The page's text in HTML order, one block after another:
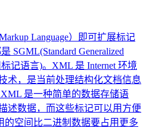
Language）即可扩展标记
SGML(Standard Generalized
记语言)。XML 是 Internet 环境
术，是当前处理结构化文档信息
是一种简单的数据存储语
述数据，而这些标记可以用方便
空间比二进制数据要占用更多